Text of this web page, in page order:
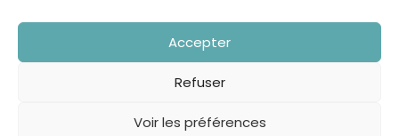
Accepter
Refuser
Voir les préférences